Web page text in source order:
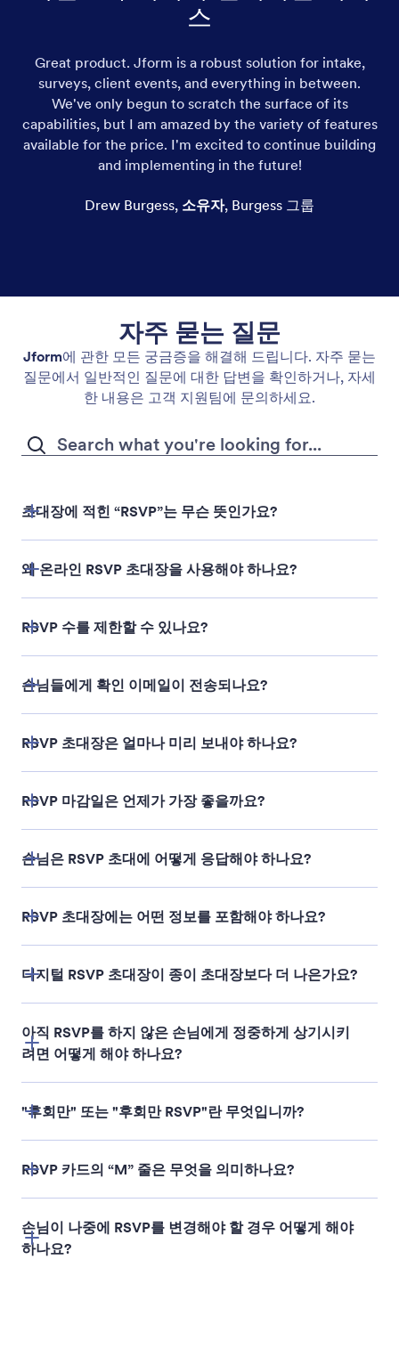
스
Great product. Jform is a robust solution for intake,
surveys, client events, and everything in between.
We've only begun to scratch the surface of its
capabilities, but I am amazed by the variety of features
available for the price. I'm excited to continue building
and implementing in the future!
Drew Burgess, 소유자, Burgess 그룹
자주 묻는 질문
Jform에 관한 모든 궁금증을 해결해 드립니다. 자주 묻는
질문에서 일반적인 질문에 대한 답변을 확인하거나, 자세
한 내용은 고객 지원팀에 문의하세요.
초대장에 적힌 “RSVP”는 무슨 뜻인가요?
왜 온라인 RSVP 초대장을 사용해야 하나요?
RSVP 수를 제한할 수 있나요?
손님들에게 확인 이메일이 전송되나요?
RSVP 초대장은 얼마나 미리 보내야 하나요?
RSVP 마감일은 언제가 가장 좋을까요?
손님은 RSVP 초대에 어떻게 응답해야 하나요?
RSVP 초대장에는 어떤 정보를 포함해야 하나요?
Meal preferences or dietary restrictions
participation details
디지털 RSVP 초대장이 종이 초대장보다 더 나은가요?
아직 RSVP를 하지 않은 손님에게 정중하게 상기시키
려면 어떻게 해야 하나요?
"후회만" 또는 "후회만 RSVP"란 무엇입니까?
RSVP 카드의 “M” 줄은 무엇을 의미하나요?
손님이 나중에 RSVP를 변경해야 할 경우 어떻게 해야
하나요?